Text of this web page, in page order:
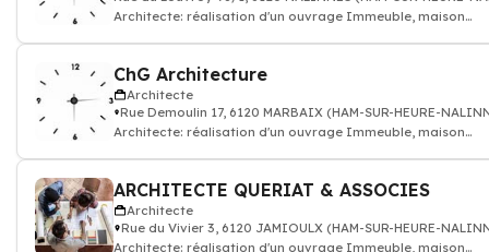
Architecte: réalisation d'un ouvrage Immeuble, maison
ChG Architecture
Architecte
Rue Demoulin 17, 6120 MARBAIX (HAM-SUR-HEURE-
Architecte: réalisation d'un ouvrage Immeuble, maison
ARCHITECTE QUERIAT & ASSOCIES
Architecte
Rue du Vivier 3, 6120 JAMIOULX (HAM-SUR-HEURE-
Architecte: réalisation d'un ouvrage Immeuble, maison